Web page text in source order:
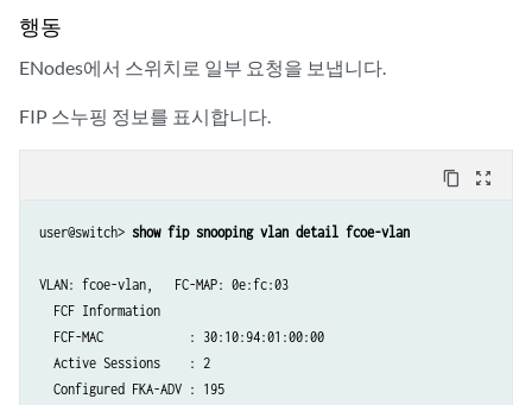
        }
            mtu 2500;
                no-flow-control;
            }
                    port-mode trunk;
                        members fcoe-vlan;
                    }
                }
            }
        }
행동
ENodes에서 스위치로 일부 요청을 보냅니다.
FIP 스누핑 정보를 표시합니다.
content_copy zoom_out_map
user@switch> show fip snooping vlan detail fcoe-vlan
VLAN: fcoe-vlan,   FC-MAP: 0e:fc:03
  FCF Information
  FCF-MAC            : 30:10:94:01:00:00
  Active Sessions    : 2
  Configured FKA-ADV : 195